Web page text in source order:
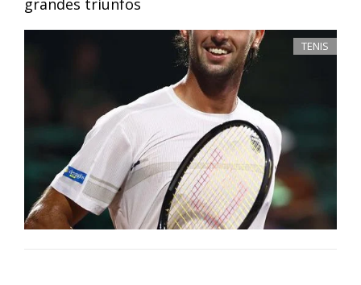
grandes triunfos
TENIS